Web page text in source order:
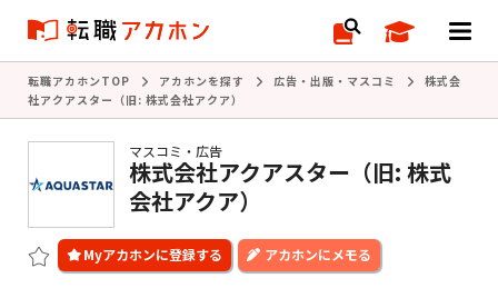
転職アカホンTOP アカホンを探す 広告・出版・マスコミ
株式会
社アクアスター（旧: 株式会社アクア）
マスコミ・広告
株式会社アクアスター（旧: 株式
会社アクア）
アカホンにメモる